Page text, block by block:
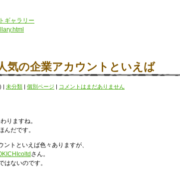
ギャラリー
気の企業アカウントといえば
) | 未分類 | 個別ページ | コメントはまだありません
りますね。
んだです。
ントといえば色々ありますが、
さん。
はないのです。